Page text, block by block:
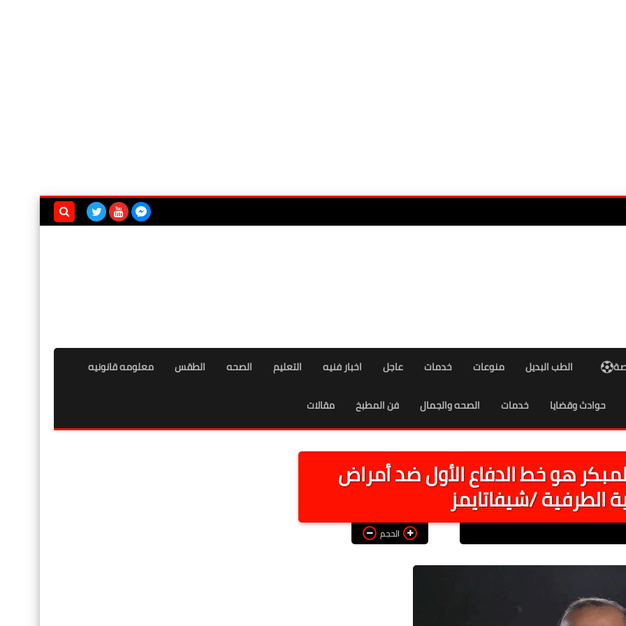
الطب البديل منوعات خدمات عاجل اخبار فنيه التعليم الصحه الطقس معلومه قانونيه
حوادث وقضايا خدمات الصحه والجمال فن المطبخ مقالات
هو خط الدفاع الأول ضد أمراض
الطرفية /شيفاتايمز
الحجم